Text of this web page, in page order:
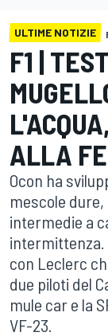
ULTIME NOTIZIE
F1 |
ALLA
Ocon ha
mescole
intermedie a
intermittenza.
con Leclerc
due piloti del
mule car e la
VF-23.